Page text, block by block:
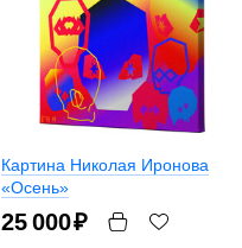
Картина Николая Иронова
«Осень»
25 000₽